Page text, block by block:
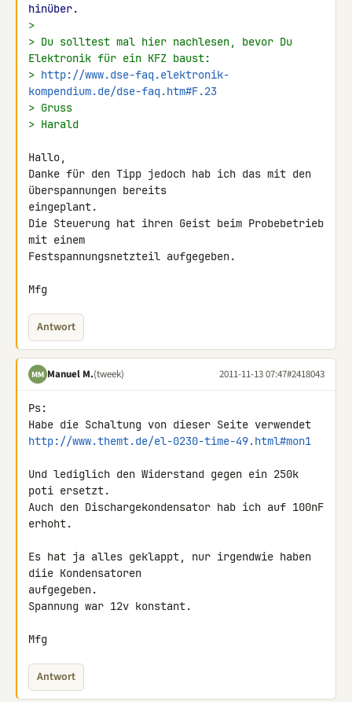
hinüber.
>
> Du solltest mal hier nachlesen, bevor Du
Elektronik für ein KFZ baust:
> http://www.dse-faq.elektronik-
kompendium.de/dse-faq.htm#F.23
> Gruss
> Harald
Hallo,
Danke für den Tipp jedoch hab ich das mit den
überspannungen bereits
eingeplant.
Die Steuerung hat ihren Geist beim Probebetrieb
mit einem
Festspannungsnetzteil aufgegeben.
Mfg
Antwort
MM Manuel M.(tweek) 2011-11-13 07:47#2418043
Ps:
http://www.themt.de/el-0230-time-49.html#mon1
Und lediglich den Widerstand gegen ein 250k
poti ersetzt.
Auch den Dischargekondensator hab ich auf 100nF
erhoht.
Es hat ja alles geklappt, nur irgendwie haben
diie Kondensatoren
aufgegeben.
Spannung war 12v konstant.
Mfg
Antwort